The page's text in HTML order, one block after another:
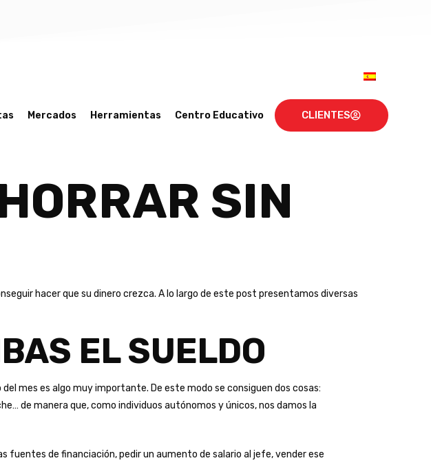
Mercados Herramientas Centro Educativo CLIENTES
SIN
hacer que su dinero crezca. A lo largo de este post presentamos diversas
EL SUELDO
mes es algo muy importante. De este modo se consiguen dos cosas:
de manera que, como individuos autónomos y únicos, nos damos la
fuentes de financiación, pedir un aumento de salario al jefe, vender ese